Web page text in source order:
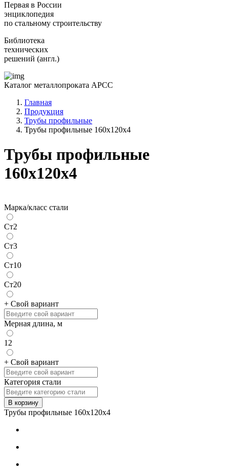
Первая в России
энциклопедия
по стальному строительству
Библиотека
технических
решений (англ.)
Каталог металлопроката АРСС
Главная
Продукция
Трубы профильные
Трубы профильные 160х120х4
Трубы профильные
160х120х4
Марка/класс стали
Ст2
Ст3
Ст10
Ст20
+ Свой вариант
Мерная длина, м
12
+ Свой вариант
Категория стали
В корзину
Трубы профильные 160х120х4